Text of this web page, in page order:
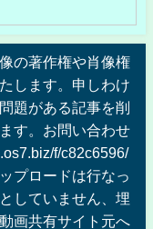
の著作権や肖像権
します。申しわけ
題がある記事を削
す。お問い合わせ
f/c82c6596/
プロードは行なっ
していません、埋
画共有サイト元へ